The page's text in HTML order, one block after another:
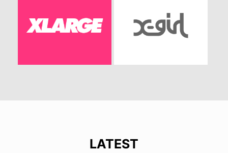
LATEST